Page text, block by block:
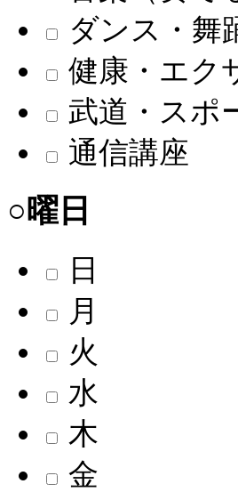
ダンス・舞
健康・エク
武道・スポ
通信講座
○曜日
日
月
火
水
木
金